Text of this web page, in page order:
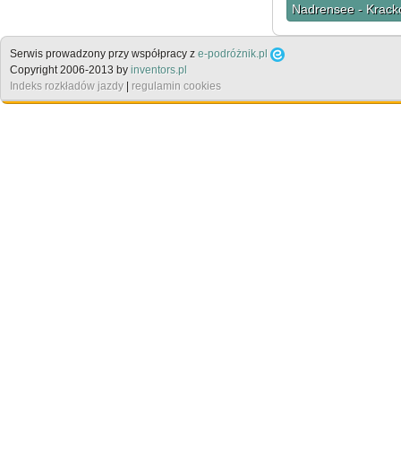
Nadrensee -
Serwis prowadzony przy współpracy z e-podróżnik.pl
Copyright 2006-2013 by inventors.pl
Indeks rozkładów jazdy | regulamin cookies